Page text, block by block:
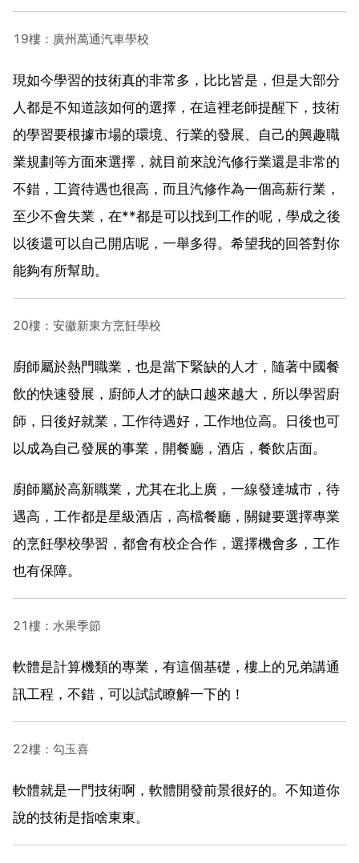
19樓：廣州萬通汽車學校
現如今學習的技術真的非常多，比比皆是，但是大部分
人都是不知道該如何的選擇，在這裡老師提醒下，技術
的學習要根據市場的環境、行業的發展、自己的興趣職
業規劃等方面來選擇，就目前來說汽修行業還是非常的
不錯，工資待遇也很高，而且汽修作為一個高薪行業，
至少不會失業，在**都是可以找到工作的呢，學成之後
以後還可以自己開店呢，一舉多得。希望我的回答對你
能夠有所幫助。
20樓：安徽新東方烹飪學校
廚師屬於熱門職業，也是當下緊缺的人才，隨著中國餐
飲的快速發展，廚師人才的缺口越來越大，所以學習廚
師，日後好就業，工作待遇好，工作地位高。日後也可
以成為自己發展的事業，開餐廳，酒店，餐飲店面。
廚師屬於高新職業，尤其在北上廣，一線發達城市，待
遇高，工作都是星級酒店，高檔餐廳，關鍵要選擇專業
的烹飪學校學習，都會有校企合作，選擇機會多，工作
也有保障。
21樓：水果季節
軟體是計算機類的專業，有這個基礎，樓上的兄弟講通
訊工程，不錯，可以試試瞭解一下的！
22樓：勾玉喜
軟體就是一門技術啊，軟體開發前景很好的。不知道你
說的技術是指啥東東。